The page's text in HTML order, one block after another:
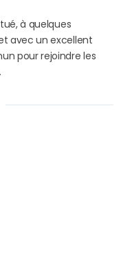
à quelques
avec un excellent
pour rejoindre les